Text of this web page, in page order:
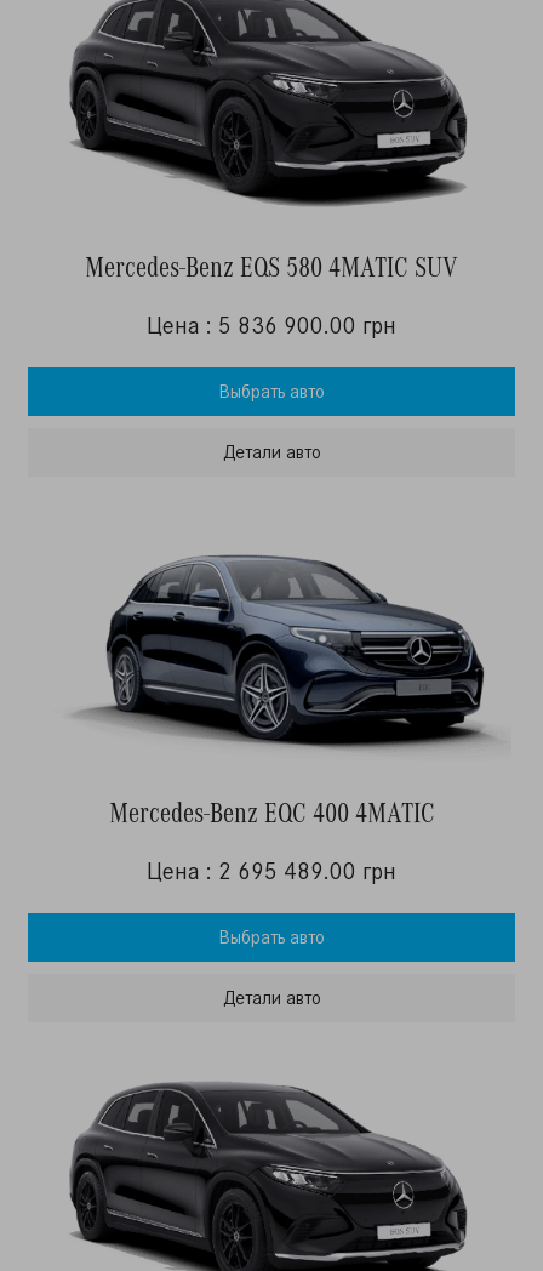
Mercedes-Benz EQS 580 4MATIC SUV
Цена : 5 836 900.00 грн
Выбрать авто
Детали авто
Mercedes-Benz EQC 400 4MATIC
Цена : 2 695 489.00 грн
Выбрать авто
Детали авто